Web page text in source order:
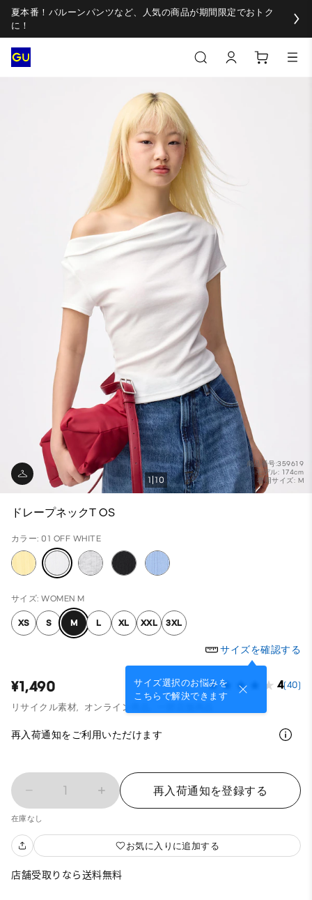
夏本番！バルーンパンツなど、人気の商品が期間限定でおトク
に！
商品番号:359619
モデル: 174cm
着用サイズ: M
1 10
ドレープネックT OS
カラー: 01 OFF WHITE
サイズ: WOMEN M
XS S M L XL XXL 3XL
サイズを確認する
サイズ選択のお悩みを
こちらで解決できます
¥1,490 4(40)
リサイクル素材, オンライン商品,
再入荷通知をご利用いただけます
1 再入荷通知を登録する
在庫なし
お気に入りに追加する
店舗受取りなら送料無料